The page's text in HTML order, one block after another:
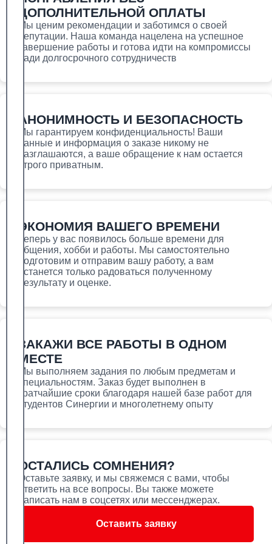
Синергия — часть 1 | Помощь студентам
Практикум по культуре речевого общения
второго иностранного языка- задание 2 —
часть 2 | Помощь студентам
Практикум по психодиагностике – 4 семестр.
— часть 1 | Помощь студентам
Психология. Общепсихологический
практикум- 3 семестр Синергия. — часть 3 |
Помощь студентам
Синергия. Бизнес практикум – 1 семестр —
Финансы и кредит. — часть 1 | Помощь
студентам
Синергия. Бизнес практикум – 2 семестр.
Финансы и кредит — часть 1 | Помощь
студентам
Банковское дело — часть 1 | Помощь
Информатика и программирование. — часть 1
| Помощь студентам
Синергия. Бизнес практикум 1 семестр.
Менеджмент. — часть 1 | Помощь студентам
Синергия. Бизнес практикум 1 семестр.
Психолого-педагогическое образование —
студентам
Синергия. Бизнес практикум 2 семестр.
Бухгалтерский учет, анализ и аудит — часть 3
| Помощь студентам
Синергия. Бизнес практикум 2 семестр.
Информатика и программирование. — часть 1
ДОПОЛНИТЕЛЬНОЙ ОПЛАТЫ
Мы ценим рекомендации и заботимся о своей
репутации. Наша команда нацелена на успешное
завершение работы и готова идти на компромиссы
ради долгосрочного сотрудничеств
АНОНИМНОСТЬ И БЕЗОПАCНОСТЬ
Мы гарантируем конфиденциальность! Ваши
данные и информация о заказе никому не
разглашаются, а ваше обращение к нам остается
строго приватным.
ЭКОНОМИЯ ВАШЕГО ВРЕМЕНИ
Теперь у вас появилось больше времени для
общения, хобби и работы. Мы самостоятельно
подготовим и отправим вашу работу, а вам
останется только радоваться полученному
результату и оценке.
ЗАКАЖИ ВСЕ РАБОТЫ В ОДНОМ
МЕСТЕ
Мы выполняем задания по любым предметам и
специальностям. Заказ будет выполнен в
кратчайшие сроки благодаря нашей базе работ для
студентов Синергии и многолетнему опыту
ОСТАЛИСЬ СОМНЕНИЯ?
Оставьте заявку, и мы свяжемся с вами, чтобы
ответить на все вопросы. Вы также можете
написать нам в соцсетях или мессенджерах.
Оставить заявку